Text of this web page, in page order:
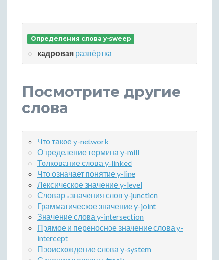
Определения слова y-sweep
кадровая развёртка
Посмотрите другие
слова
Что такое y-network
Определение термина y-mill
Толкование слова y-linked
Что означает понятие y-line
Лексическое значение y-level
Словарь значения слов y-junction
Грамматическое значение y-joint
Значение слова y-intersection
Прямое и переносное значение слова y-
intercept
Происхождение слова y-system